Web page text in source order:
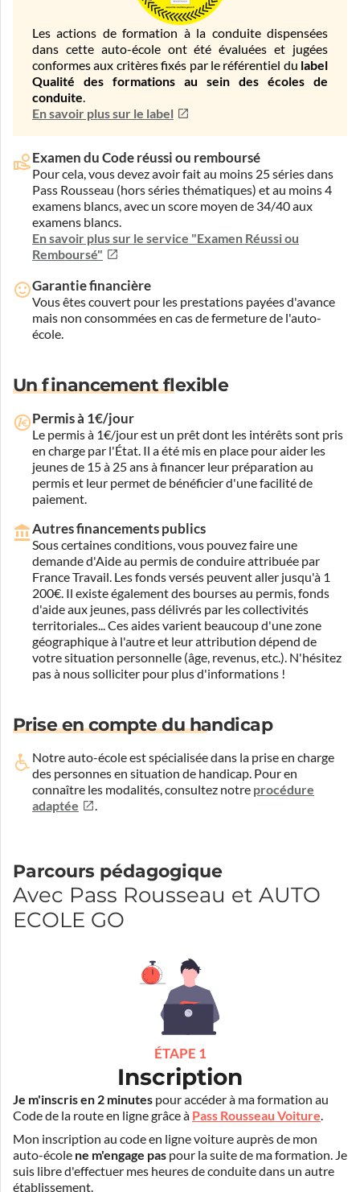
Les actions de formation à la conduite dispensées
dans cette auto-école ont été évaluées et jugées
conformes aux critères fixés par le référentiel du label
Qualité des formations au sein des écoles de
conduite.
En savoir plus sur le label
Examen du Code réussi ou remboursé
Pour cela, vous devez avoir fait au moins 25 séries dans
Pass Rousseau (hors séries thématiques) et au moins 4
examens blancs, avec un score moyen de 34/40 aux
examens blancs.
En savoir plus sur le service "Examen Réussi ou
Remboursé"
Garantie financière
Vous êtes couvert pour les prestations payées d'avance
mais non consommées en cas de fermeture de l'auto-
école.
Un financement flexible
Permis à 1€/jour
Le permis à 1€/jour est un prêt dont les intérêts sont pris
en charge par l'État. Il a été mis en place pour aider les
jeunes de 15 à 25 ans à financer leur préparation au
permis et leur permet de bénéficier d'une facilité de
paiement.
Autres financements publics
Sous certaines conditions, vous pouvez faire une
demande d'Aide au permis de conduire attribuée par
France Travail. Les fonds versés peuvent aller jusqu'à 1
200€. Il existe également des bourses au permis, fonds
d'aide aux jeunes, pass délivrés par les collectivités
territoriales... Ces aides varient beaucoup d'une zone
géographique à l'autre et leur attribution dépend de
votre situation personnelle (âge, revenus, etc.). N'hésitez
pas à nous solliciter pour plus d'informations !
Prise en compte du handicap
Notre auto-école est spécialisée dans la prise en charge
des personnes en situation de handicap. Pour en
connaître les modalités, consultez notre procédure
adaptée
.
Parcours pédagogique
Avec Pass Rousseau et AUTO
ECOLE GO
ÉTAPE 1
Inscription
Je m'inscris en 2 minutes pour accéder à ma formation au
Code de la route en ligne grâce à Pass Rousseau Voiture.
Mon inscription au code en ligne voiture auprès de mon
auto-école ne m'engage pas pour la suite de ma formation. Je
suis libre d'effectuer mes heures de conduite dans un autre
établissement.